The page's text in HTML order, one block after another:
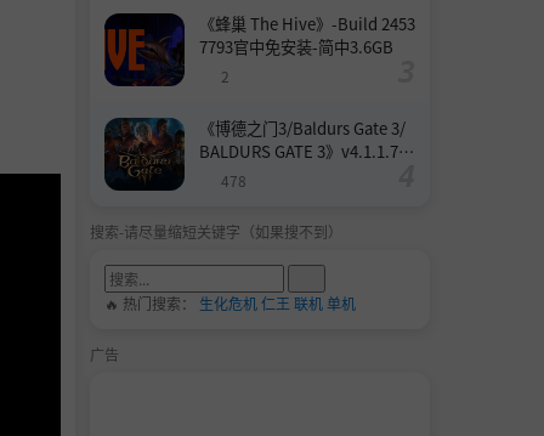
《蜂巢 The Hive》-Build 2453
7793官中免安装-简中3.6GB
2
《博德之门3/Baldurs Gate 3/
BALDURS GATE 3》v4.1.1.739
8727-Build 24532579官中免安
478
搜索-请尽量缩短关键字（如果搜不到）
🔥 热门搜索： 生化危机仁王 联机单机
广告